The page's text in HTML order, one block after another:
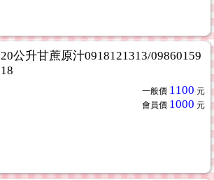
20公升甘蔗原汁0918121313/09860159
18
一般價 1100 元
會員價 1000 元